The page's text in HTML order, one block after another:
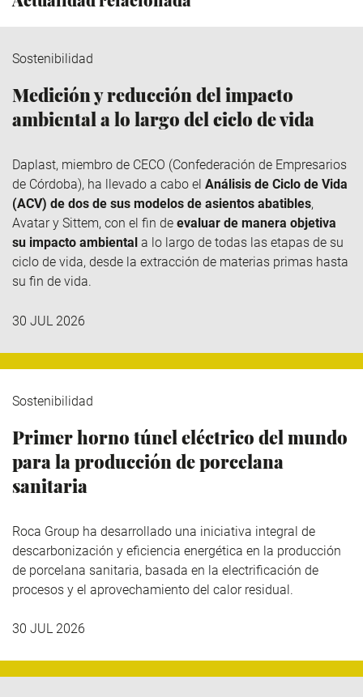
Sostenibilidad
Medición y reducción del impacto
ambiental a lo largo del ciclo de vida
Daplast, miembro de CECO (Confederación de Empresarios
de Córdoba), ha llevado a cabo el Análisis de Ciclo de Vida
(ACV) de dos de sus modelos de asientos abatibles,
Avatar y Sittem, con el fin de evaluar de manera objetiva
su impacto ambiental a lo largo de todas las etapas de su
ciclo de vida, desde la extracción de materias primas hasta
su fin de vida.
30 JUL 2026
Sostenibilidad
Primer horno túnel eléctrico del mundo
para la producción de porcelana
sanitaria
Roca Group ha desarrollado una iniciativa integral de
descarbonización y eficiencia energética en la producción
de porcelana sanitaria, basada en la electrificación de
procesos y el aprovechamiento del calor residual.
30 JUL 2026